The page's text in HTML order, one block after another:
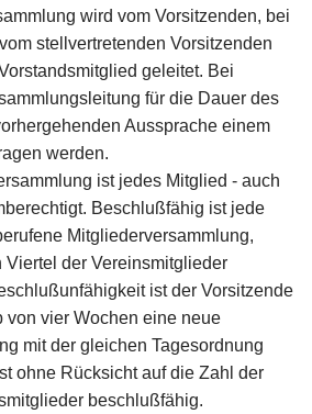
wird vom Vorsitzenden, bei
stellvertretenden Vorsitzenden
geleitet. Bei
für die Dauer des
Aussprache einem
werden.
ist jedes Mitglied - auch
Beschlußfähig ist jede
Mitgliederversammlung,
der Vereinsmitglieder
ist der Vorsitzende
von vier Wochen eine neue
mit der gleichen Tagesordnung
ohne Rücksicht auf die Zahl der
beschlußfähig.